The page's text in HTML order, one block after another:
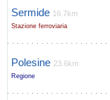
Sermide 16.7km
Stazione ferroviaria
Polesine 23.6km
Regione